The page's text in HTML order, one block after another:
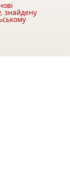
знайдену